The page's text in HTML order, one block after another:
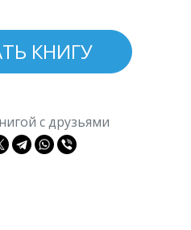
КНИГУ
с друзьями